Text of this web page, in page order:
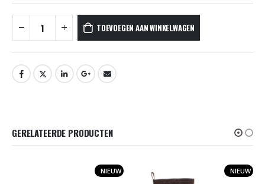
TOEVOEGEN AAN WINKELWAGEN
GERELATEERDE PRODUCTEN
NIEUW NIEUW